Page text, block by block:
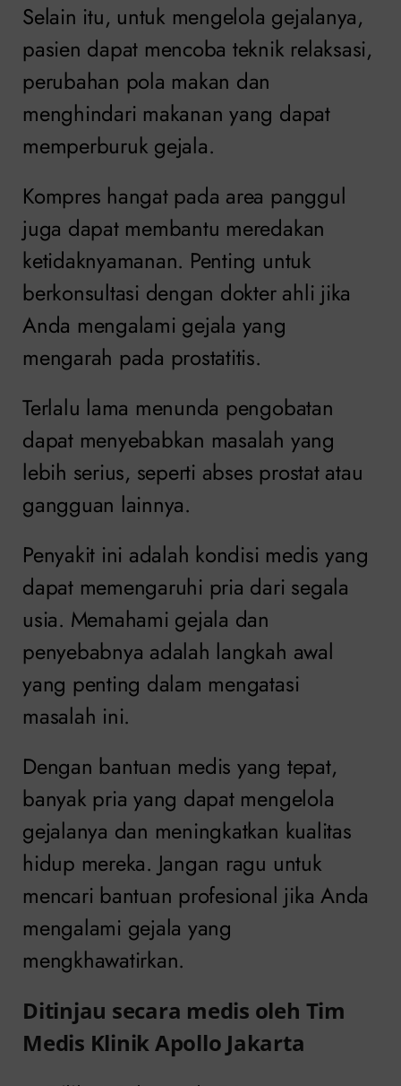
Selain itu, untuk mengelola gejalanya,
pasien dapat mencoba teknik relaksasi,
perubahan pola makan dan
menghindari makanan yang dapat
memperburuk gejala.
Kompres hangat pada area panggul
juga dapat membantu meredakan
ketidaknyamanan. Penting untuk
berkonsultasi dengan dokter ahli jika
Anda mengalami gejala yang
mengarah pada prostatitis.
Terlalu lama menunda pengobatan
dapat menyebabkan masalah yang
lebih serius, seperti abses prostat atau
gangguan lainnya.
Penyakit ini adalah kondisi medis yang
dapat memengaruhi pria dari segala
usia. Memahami gejala dan
penyebabnya adalah langkah awal
yang penting dalam mengatasi
masalah ini.
Dengan bantuan medis yang tepat,
banyak pria yang dapat mengelola
gejalanya dan meningkatkan kualitas
hidup mereka. Jangan ragu untuk
mencari bantuan profesional jika Anda
mengalami gejala yang
mengkhawatirkan.
Ditinjau secara medis oleh Tim
Medis Klinik Apollo Jakarta